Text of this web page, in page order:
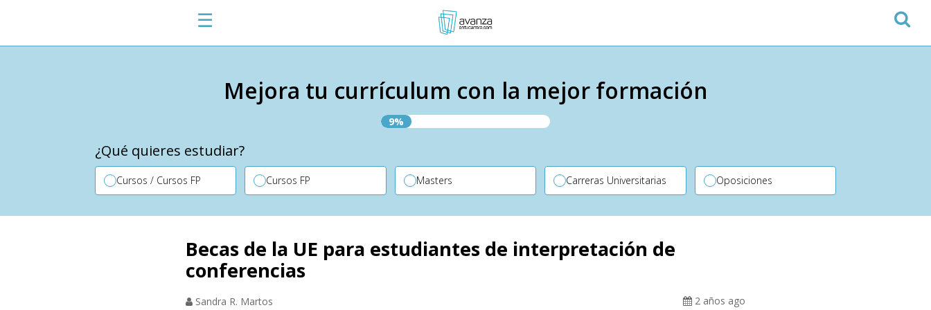
☰
Mejora tu currículum con la mejor formación
9%
¿Qué quieres estudiar?
Cursos / Cursos FP Cursos FP Masters Carreras Universitarias Oposiciones
Becas de la UE para estudiantes de interpretación de
conferencias
Sandra R. Martos 2 años ago